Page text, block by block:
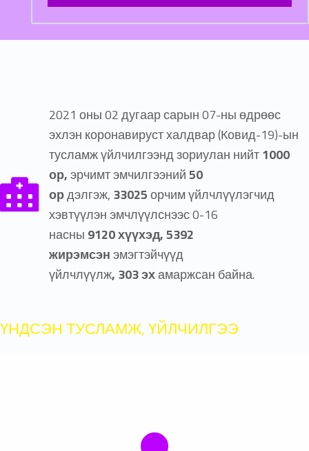
2021 оны 02 дугаар сарын 07-ны өдрөөс
эхлэн коронавируст халдвар (Ковид-19)-ын
тусламж үйлчилгээнд зориулан нийт1000
ор,эрчимт эмчилгээний50
ордэлгэж, 33025орчим үйлчлүүлэгчид
хэвтүүлэн эмчлүүлснээс 0-16
насны 9120хүүхэд,5392
жирэмсэнэмэгтэйчүүд
үйлчлүүлж, 303эхамаржсан байна.
ҮНДСЭН ТУСЛАМЖ, ҮЙЛЧИЛГЭЭ